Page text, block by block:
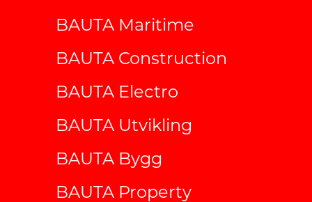
BAUTA Maritime
BAUTA Construction
BAUTA Electro
BAUTA Utvikling
BAUTA Bygg
BAUTA Property